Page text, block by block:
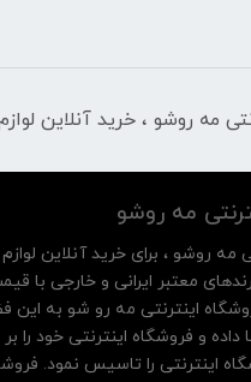
مه‌ رو‌شو ، خرید آنلاین
مه‌ رو‌شو
مه‌ رو‌شو ، برای خرید آنلاین
معتبر ایرانی و خارجی با
اینترنتی مه رو شو به این
اینترنتی را تاسیس نمود.